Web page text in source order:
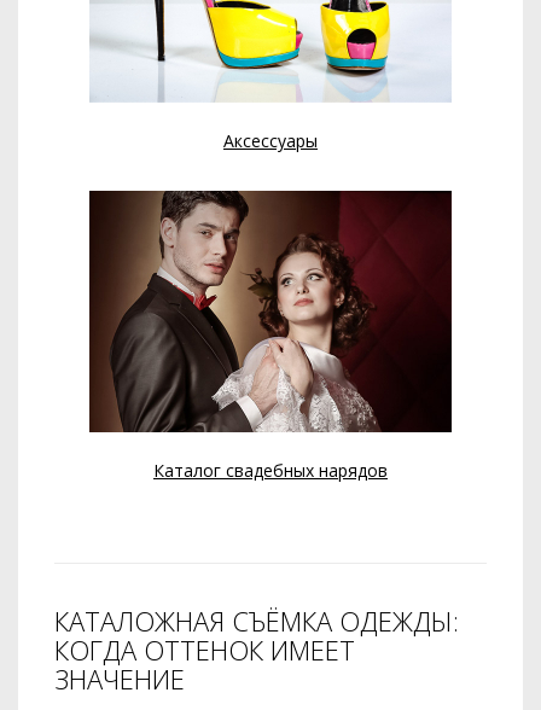
Аксессуары
Каталог свадебных нарядов
КАТАЛОЖНАЯ СЪЁМКА ОДЕЖДЫ:
КОГДА ОТТЕНОК ИМЕЕТ
ЗНАЧЕНИЕ